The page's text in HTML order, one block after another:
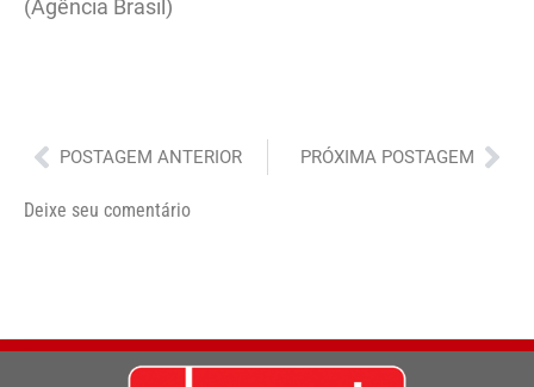
(Agência Brasil)
Anterior
POSTAGEM ANTERIOR PRÓXIMA POSTAGEM
Deixe seu comentário